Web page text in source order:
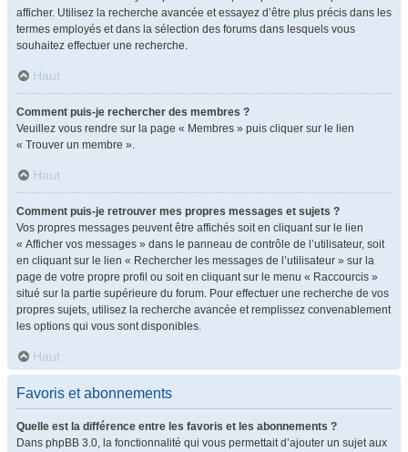
afficher. Utilisez la recherche avancée et essayez d’être plus précis dans les
termes employés et dans la sélection des forums dans lesquels vous
souhaitez effectuer une recherche.
Haut
Comment puis-je rechercher des membres ?
Veuillez vous rendre sur la page « Membres » puis cliquer sur le lien
« Trouver un membre ».
Haut
Comment puis-je retrouver mes propres messages et sujets ?
Vos propres messages peuvent être affichés soit en cliquant sur le lien
« Afficher vos messages » dans le panneau de contrôle de l’utilisateur, soit
en cliquant sur le lien « Rechercher les messages de l’utilisateur » sur la
page de votre propre profil ou soit en cliquant sur le menu « Raccourcis »
situé sur la partie supérieure du forum. Pour effectuer une recherche de vos
propres sujets, utilisez la recherche avancée et remplissez convenablement
les options qui vous sont disponibles.
Haut
Favoris et abonnements
Quelle est la différence entre les favoris et les abonnements ?
Dans phpBB 3.0, la fonctionnalité qui vous permettait d’ajouter un sujet aux